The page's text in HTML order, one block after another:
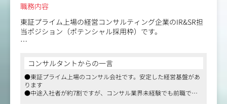
・外部パートナー（ライター等）の原稿チェック、品質確
認
・SNSや動画コンテンツ用スクリプトの作成、テキスト確
認
と掲載後の改善検討
（本ポジションの魅力）
・ブランド価値に関わるコンテンツ制作に携われる
職務内容
東証プライム上場の経営コンサルティング企業のIR&SR担
当ポジション（ポテンシャル採用枠）です。
（ビジョン・戦略・事業等）や財務状況を発信し、当社の
経営と事業の環境を良くするための業務をご担当いただき
ます。
IR&SR戦略の立案から各種施策の実行、加えて数値計画の
コンサルタントからの一言
●東証プライム上場のコンサル会社です。安定した経営基盤があ
ります
●中途入社者が約7割ですが、コンサル業界未経験でも前職での